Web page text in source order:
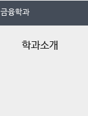
금융학과
학과소개